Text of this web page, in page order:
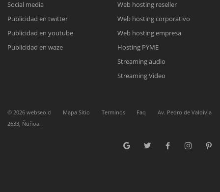
Reunión online
Nuestros ejecutivos le enviarán un correo electrónico con el enlace a
Meet para la reunión online.
Cotización
Complete el formulario y nos contactaremos a la brevedad.
Chat Online
para enviarnos un correo electrónico con sus datos personales.
Social media
Publicidad en twitter
Publicidad en youtube
Publicidad en waze
Web hosting reseller
Web hosting corporativo
Web hosting empresa
Hosting PYME
Streaming audio
Streaming Video
© 2026 webseo.cl Mapa Sitio Terminos Faq
Av. Pedro de Valdivia
2633, Ñuñoa.